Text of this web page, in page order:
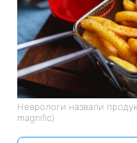
Неврологи назвали
magnific)